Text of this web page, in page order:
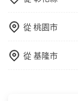
站上的價格是動
要從苗栗縣去嘉
格。
從桃園市
從基隆市